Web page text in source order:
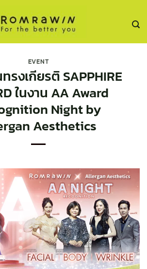
EVENT
รงเกียรติ SAPPHIRE
ในงาน AA Award
Night by
Aesthetics